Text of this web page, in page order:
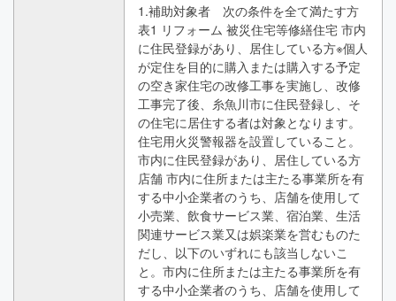
1.補助対象者 次の条件を全て満たす方
表1 リフォーム 被災住宅等修繕住宅 市内
に住民登録があり、居住している方※個人
が定住を目的に購入または購入する予定
の空き家住宅の改修工事を実施し、改修
工事完了後、糸魚川市に住民登録し、そ
の住宅に居住する者は対象となります。
住宅用火災警報器を設置していること。
市内に住民登録があり、居住している方
店舗 市内に住所または主たる事業所を有
する中小企業者のうち、店舗を使用して
小売業、飲食サービス業、宿泊業、生活
関連サービス業又は娯楽業を営むものた
だし、以下のいずれにも該当しないこ
と。市内に住所または主たる事業所を有
する中小企業者のうち、店舗を使用して